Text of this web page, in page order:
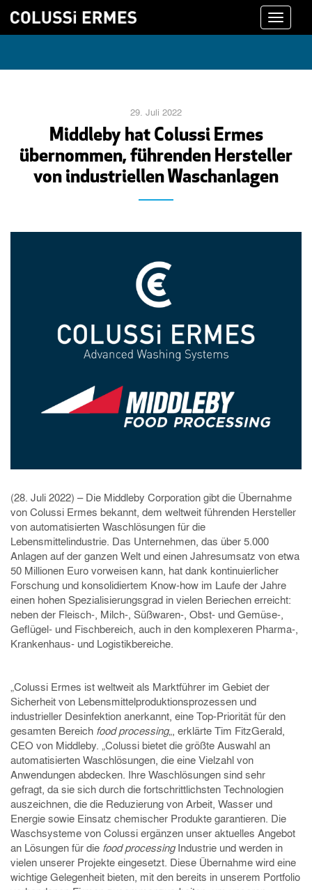
Toggle
29. Juli 2022
Middleby hat Colussi Ermes
übernommen, führenden Hersteller
von industriellen Waschanlagen
(28. Juli 2022) – Die Middleby Corporation gibt die Übernahme
von Colussi Ermes bekannt, dem weltweit führenden Hersteller
von automatisierten Waschlösungen für die
Lebensmittelindustrie. Das Unternehmen, das über 5.000
Anlagen auf der ganzen Welt und einen Jahresumsatz von etwa
50 Millionen Euro vorweisen kann, hat dank kontinuierlicher
Forschung und konsolidiertem Know-how im Laufe der Jahre
einen hohen Spezialisierungsgrad in vielen Beriechen erreicht:
neben der Fleisch-, Milch-, Süßwaren-, Obst- und Gemüse-,
Geflügel- und Fischbereich, auch in den komplexeren Pharma-,
Krankenhaus- und Logistikbereiche.
„Colussi Ermes ist weltweit als Marktführer im Gebiet der
Sicherheit von Lebensmittelproduktionsprozessen und
industrieller Desinfektion anerkannt, eine Top-Priorität für den
gesamten Bereich food processing„, erklärte Tim FitzGerald,
CEO von Middleby. „Colussi bietet die größte Auswahl an
automatisierten Waschlösungen, die eine Vielzahl von
Anwendungen abdecken. Ihre Waschlösungen sind sehr
gefragt, da sie sich durch die fortschrittlichsten Technologien
auszeichnen, die die Reduzierung von Arbeit, Wasser und
Energie sowie Einsatz chemischer Produkte garantieren. Die
Waschsysteme von Colussi ergänzen unser aktuelles Angebot
an Lösungen für die food processingIndustrie und werden in
vielen unserer Projekte eingesetzt. Diese Übernahme wird eine
wichtige Gelegenheit bieten, mit den bereits in unserem Portfolio